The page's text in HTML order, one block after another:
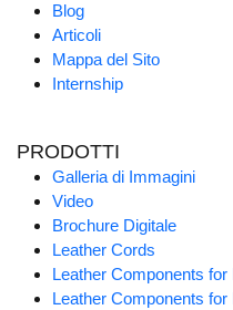
Blog
Articoli
Mappa del Sito
Internship
PRODOTTI
Galleria di Immagini
Video
Brochure Digitale
Leather Cords
Leather Components for
Leather Components for